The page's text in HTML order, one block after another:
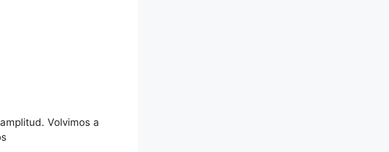
Volvimos a